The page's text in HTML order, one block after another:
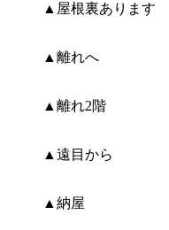
▲屋根裏あります
▲離れへ
▲離れ2階
▲遠目から
▲納屋